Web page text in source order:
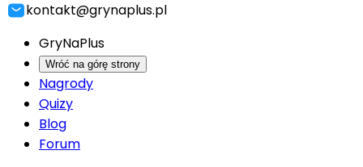
kontakt@grynaplus.pl
GryNaPlus
Wróć na górę strony
Nagrody
Quizy
Blog
Forum